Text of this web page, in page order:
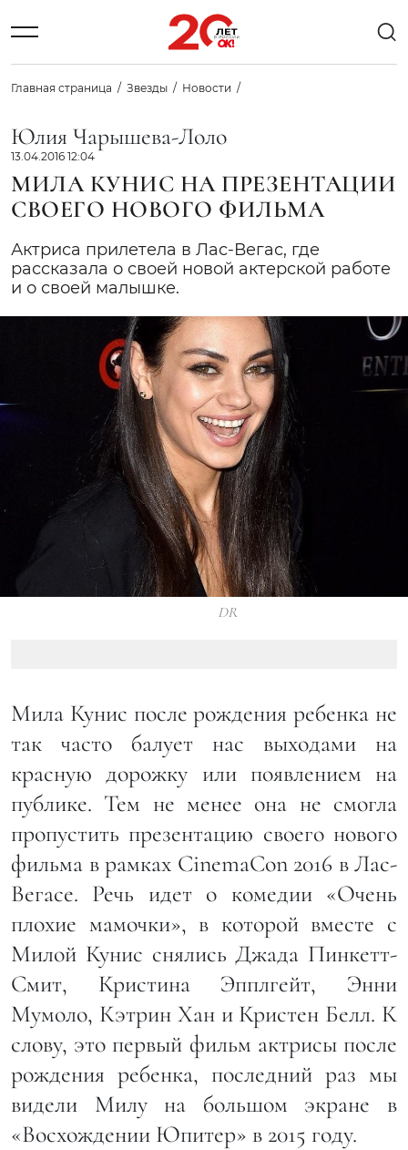
Главная страница Звезды Новости
Юлия Чарышева-Лоло
13.04.2016 12:04
МИЛА КУНИС НА ПРЕЗЕНТАЦИИ
СВОЕГО НОВОГО ФИЛЬМА
Актриса прилетела в Лас-Вегас, где
рассказала о своей новой актерской работе
и о своей малышке.
DR
Мила Кунис после рождения ребенка не
так часто балует нас выходами на
красную дорожку или появлением на
публике. Тем не менее она не смогла
пропустить презентацию своего нового
фильма в рамках CinemaCon 2016 в Лас-
Вегасе. Речь идет о комедии «Очень
плохие мамочки», в которой вместе с
Милой Кунис снялись Джада Пинкетт-
Смит, Кристина Эпплгейт, Энни
Мумоло, Кэтрин Хан и Кристен Белл. К
слову, это первый фильм актрисы после
рождения ребенка, последний раз мы
видели Милу на большом экране в
«Восхождении Юпитер» в 2015 году.